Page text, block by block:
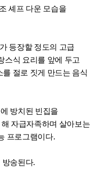
셰프 다운 모습을
등장할 정도의 고급
스식 요리를 앞에 두고
절로 짓게 만드는 음식
방치된 빈집을
자급자족하며 살아보는
프로그램이다.
송된다.